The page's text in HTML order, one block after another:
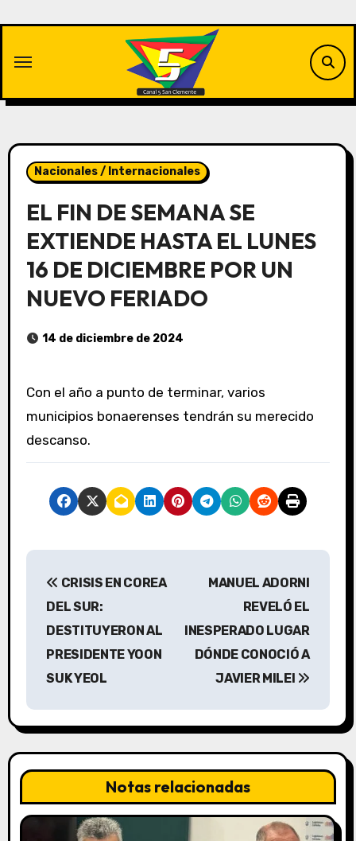
contenido
Nacionales / Internacionales
EL FIN DE SEMANA SE
EXTIENDE HASTA EL LUNES
16 DE DICIEMBRE POR UN
NUEVO FERIADO
14 de diciembre de 2024
Con el año a punto de terminar, varios
municipios bonaerenses tendrán su merecido
descanso.
N
a
c
i
ó
CRISIS EN COREA
DEL SUR:
DESTITUYERON AL
PRESIDENTE YOON
SUK YEOL
MANUEL ADORNI
REVELÓ EL
INESPERADO LUGAR
DÓNDE CONOCIÓ A
JAVIER MILEI
Notas relacionadas